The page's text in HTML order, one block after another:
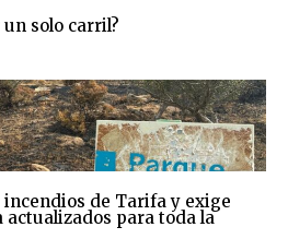
solo carril?
incendios de Tarifa y exige
actualizados para toda la